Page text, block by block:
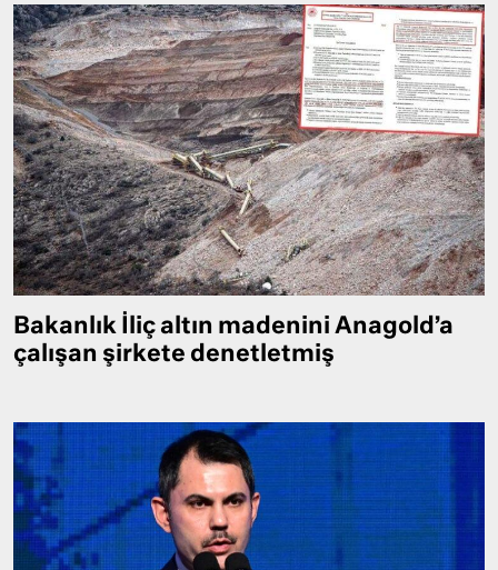
Bakanlık İliç altın madenini Anagold’a
çalışan şirkete denetletmiş